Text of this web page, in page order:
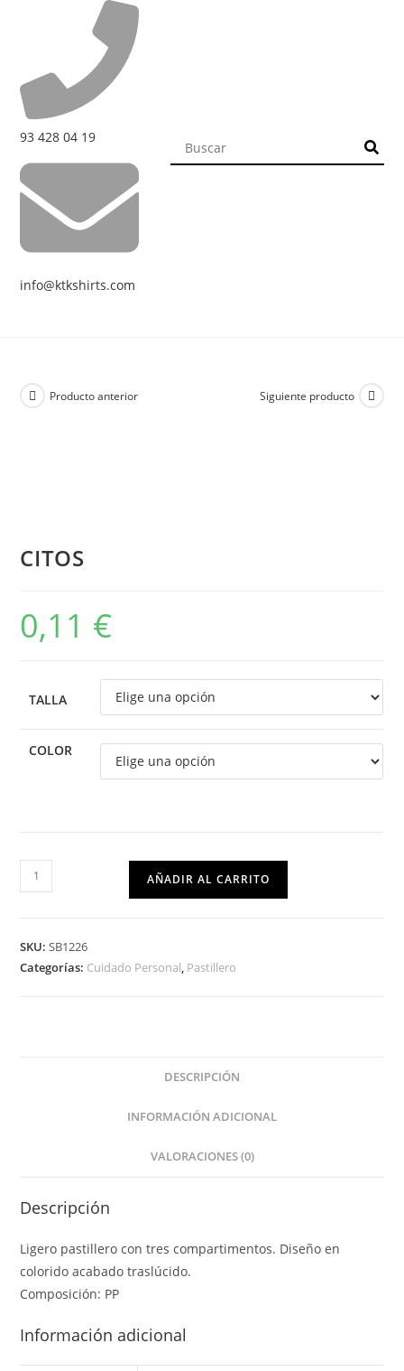
93 428 04 19
info@ktkshirts.com
Producto anterior Siguiente producto
CITOS
0,11 €
TALLA
COLOR
AÑADIR AL CARRITO
SKU:SB1226
Categorías: Cuidado Personal, Pastillero
DESCRIPCIÓN
INFORMACIÓN ADICIONAL
VALORACIONES (0)
Descripción
Ligero pastillero con tres compartimentos. Diseño en
colorido acabado traslúcido.
Composición: PP
Información adicional